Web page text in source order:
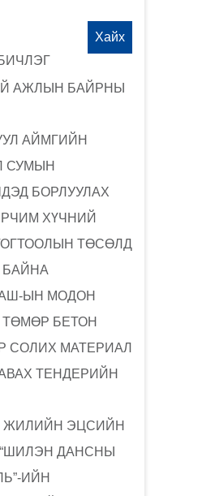
АЖЛЫН БАЙРНЫ
АЙМГИЙН
СУМЫН
БОРЛУУЛАХ
ХҮЧНИЙ
ТӨСӨЛД
БАЙНА
ЫН МОДОН
ТӨМӨР БЕТОН
СОЛИХ МАТЕРИАЛ
ТЕНДЕРИЙН
ЖИЛИЙН ЭЦСИЙН
ДАНСНЫ
ИЙН